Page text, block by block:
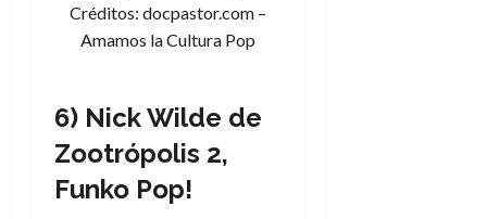
Créditos: docpastor.com –
Amamos la Cultura Pop
6) Nick Wilde de
Zootrópolis 2,
Funko Pop!